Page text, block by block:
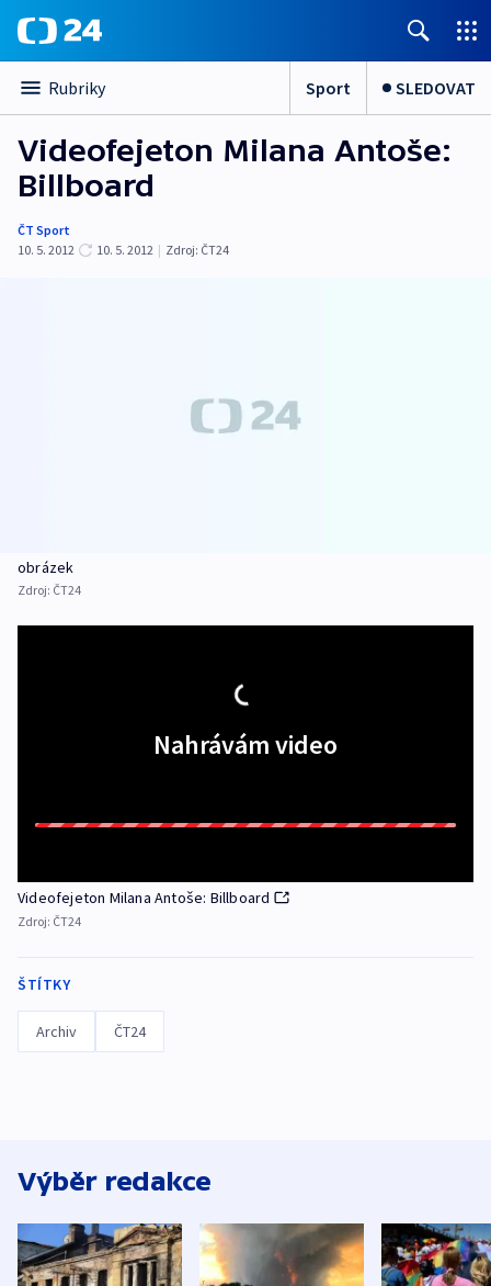
Rubriky Sport SLEDOVAT
Videofejeton Milana Antoše:
Billboard
ČT Sport
10. 5. 2012
10. 5. 2012 | Zdroj: ČT24
obrázek
Zdroj: ČT24
Nahrávám video
Videofejeton Milana Antoše: Billboard
Zdroj: ČT24
ŠTÍTKY
Archiv ČT24
Výběr redakce